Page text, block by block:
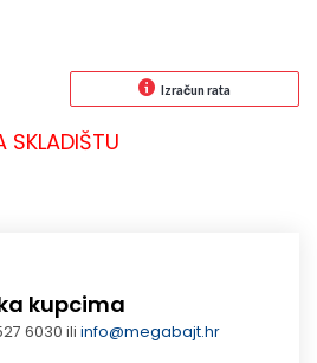
Izračun rata
SKLADIŠTU
kupcima
6030 iliinfo@megabajt.hr